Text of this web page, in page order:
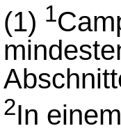
(1) 1
2In